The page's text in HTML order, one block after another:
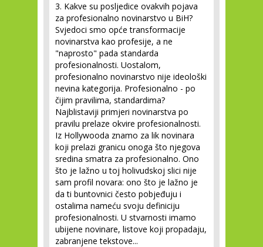
3. Kakve su posljedice ovakvih pojava
za profesionalno novinarstvo u BiH?
Svjedoci smo opće transformacije
novinarstva kao profesije, a ne
"naprosto" pada standarda
profesionalnosti. Uostalom,
profesionalno novinarstvo nije ideološki
nevina kategorija. Profesionalno - po
čijim pravilima, standardima?
Najblistaviji primjeri novinarstva po
pravilu prelaze okvire profesionalnosti.
Iz Hollywooda znamo za lik novinara
koji prelazi granicu onoga što njegova
sredina smatra za profesionalno. Ono
što je lažno u toj holivudskoj slici nije
sam profil novara: ono što je lažno je
da ti buntovnici često pobjeđuju i
ostalima nameću svoju definiciju
profesionalnosti. U stvarnosti imamo
ubijene novinare, listove koji propadaju,
zabranjene tekstove...